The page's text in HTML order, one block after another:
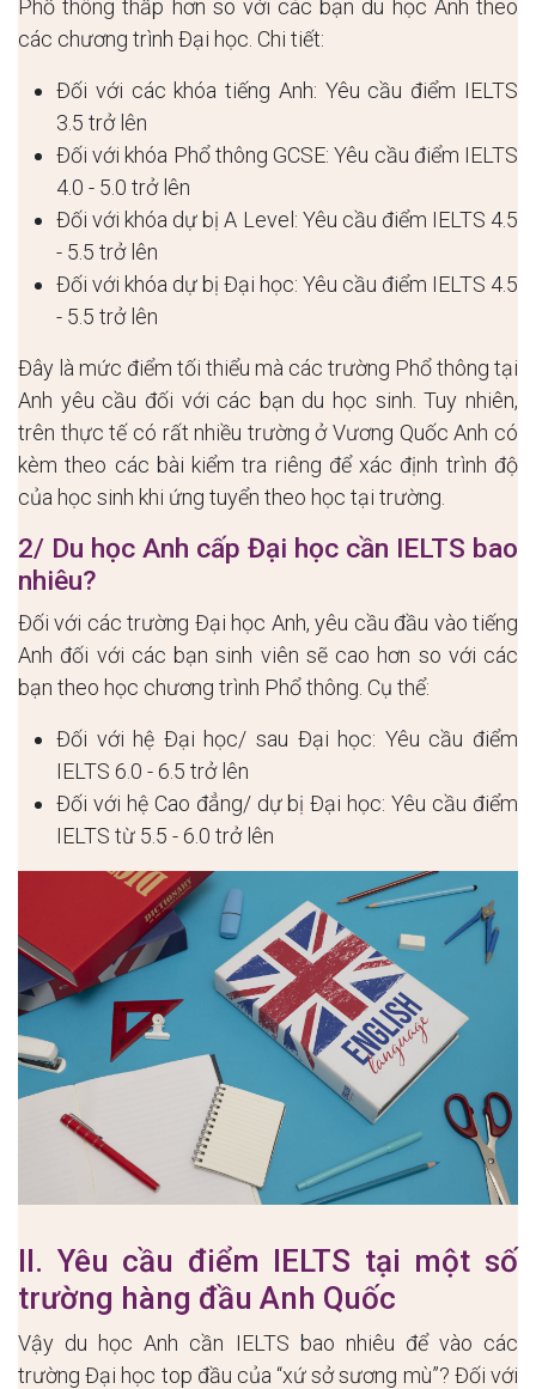
Phổ thông thấp hơn so với các bạn du học Anh theo
các chương trình Đại học. Chi tiết:
Đối với các khóa tiếng Anh: Yêu cầu điểm IELTS
3.5 trở lên
Đối với khóa Phổ thông GCSE: Yêu cầu điểm IELTS
4.0 - 5.0 trở lên
Đối với khóa dự bị A Level: Yêu cầu điểm IELTS 4.5
- 5.5 trở lên
Đối với khóa dự bị Đại học: Yêu cầu điểm IELTS 4.5
- 5.5 trở lên
Đây là mức điểm tối thiểu mà các trường Phổ thông tại
Anh yêu cầu đối với các bạn du học sinh. Tuy nhiên,
trên thực tế có rất nhiều trường ở Vương Quốc Anh có
kèm theo các bài kiểm tra riêng để xác định trình độ
của học sinh khi ứng tuyển theo học tại trường.
2/ Du học Anh cấp Đại học cần IELTS bao
nhiêu?
Đối với các trường Đại học Anh, yêu cầu đầu vào tiếng
Anh đối với các bạn sinh viên sẽ cao hơn so với các
bạn theo học chương trình Phổ thông. Cụ thể:
Đối với hệ Đại học/ sau Đại học: Yêu cầu điểm
IELTS 6.0 - 6.5 trở lên
Đối với hệ Cao đẳng/ dự bị Đại học: Yêu cầu điểm
IELTS từ 5.5 - 6.0 trở lên
II. Yêu cầu điểm IELTS tại một số
trường hàng đầu Anh Quốc
Vậy du học Anh cần IELTS bao nhiêu để vào các
trường Đại học top đầu của “xứ sở sương mù”? Đối với